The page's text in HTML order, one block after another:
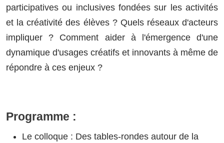
participatives ou inclusives fondées sur les activités
et la créativité des élèves ? Quels réseaux d'acteurs
impliquer ? Comment aider à l'émergence d'une
dynamique d'usages créatifs et innovants à même de
répondre à ces enjeux ?
Programme :
Le colloque : Des tables-rondes autour de la